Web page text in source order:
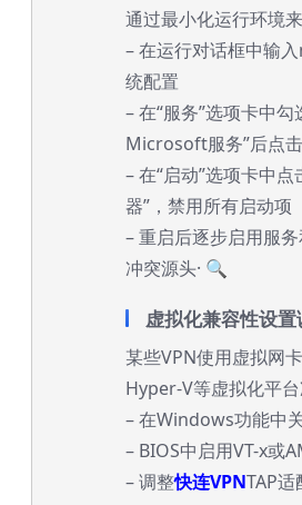
通过最小化运行环境
– 在运行对话框中输
统配置
– 在“服务”选项卡中勾
Microsoft服务”后点
– 在“启动”选项卡中
器”，禁用所有启动项
– 重启后逐步启用服
冲突源头· 🔍
虚拟化兼容性设置
某些VPN使用虚拟网
Hyper-V等虚拟化平台
– 在Windows功能中
– BIOS中启用VT-x或
– 调整快连VPNTAP